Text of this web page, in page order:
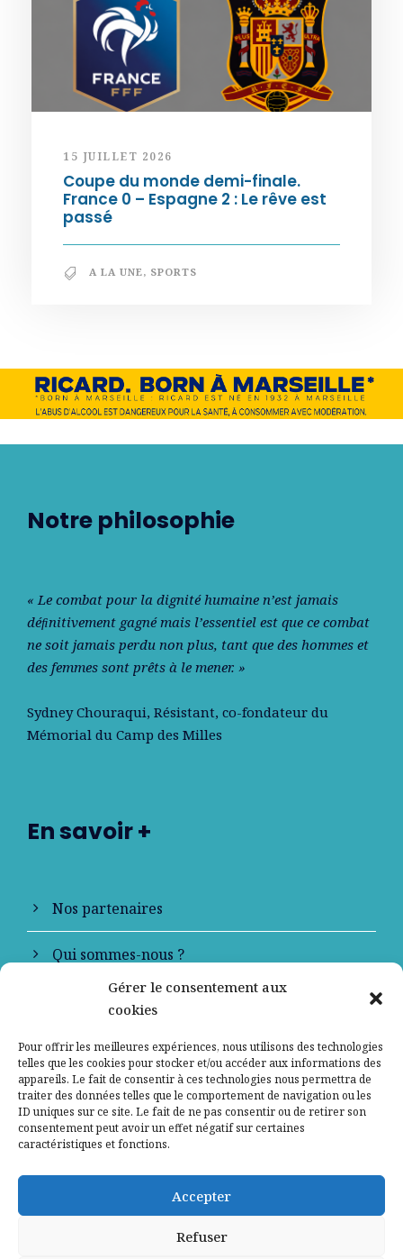
Gérer le consentement aux
cookies
Pour offrir les meilleures expériences, nous utilisons des technologies
telles que les cookies pour stocker et/ou accéder aux informations des
appareils. Le fait de consentir à ces technologies nous permettra de
traiter des données telles que le comportement de navigation ou les
ID uniques sur ce site. Le fait de ne pas consentir ou de retirer son
consentement peut avoir un effet négatif sur certaines
caractéristiques et fonctions.
Accepter
Refuser
15 JUILLET 2026
Coupe du monde demi-finale.
France 0 – Espagne 2 : Le rêve est
passé
A LA UNE, SPORTS
Notre philosophie
« Le combat pour la dignité humaine n’est jamais
déﬁnitivement gagné mais l’essentiel est que ce combat
ne soit jamais perdu non plus, tant que des hommes et
des femmes sont prêts à le mener. »
Sydney Chouraqui, Résistant, co-fondateur du
Mémorial du Camp des Milles
En savoir +
Nos partenaires
Qui sommes-nous ?
Contactez-nous
Mentions légales
Politique de confidentialité